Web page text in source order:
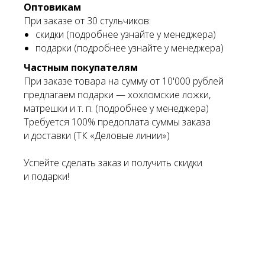
Оптовикам
При заказе от 30 стульчиков:
скидки (подробнее узнайте у менеджера)
подарки (подробнее узнайте у менеджера)
Частным покупателям
При заказе товара на сумму от 10'000 рублей
предлагаем подарки — хохломские ложки,
матрешки и т. п. (подробнее у менеджера)
Требуется 100% предоплата суммы заказа
и доставки (ТК «Деловые линии»)
Успейте сделать заказ и получить скидки
и подарки!